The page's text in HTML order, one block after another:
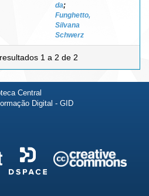
da;
Funghetto,
Silvana
Schwerz
1 a 2 de 2
Central
Digital - GID